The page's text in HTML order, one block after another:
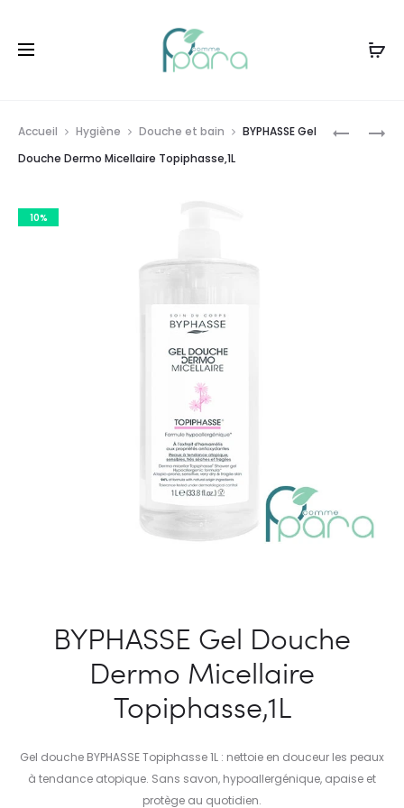
Accueil Hygiène Douche et bain
BYPHASSE Gel
Douche Dermo Micellaire Topiphasse,1L
10%
BYPHASSE Gel Douche
Dermo Micellaire
Topiphasse,1L
Gel douche BYPHASSE Topiphasse 1L : nettoie en douceur les peaux
à tendance atopique. Sans savon, hypoallergénique, apaise et
protège au quotidien.